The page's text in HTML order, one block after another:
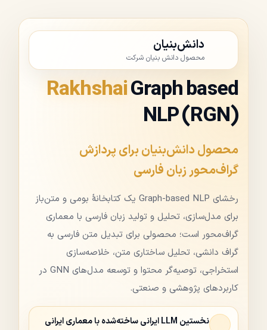
RakhshaiGraph based
NLP (RGN)
محصول دانش‌بنیان برای پردازش
گراف‌محور زبان فارسی
رخشای Graph-based NLP یک کتابخانهٔ بومی و متن‌باز
برای مدل‌سازی، تحلیل و تولید زبان فارسی با معماری
گراف‌محور است؛ محصولی برای تبدیل متن فارسی به
گراف دانشی، تحلیل ساختاری متن، خلاصه‌سازی
استخراجی، توصیه‌گر محتوا و توسعه مدل‌های GNN در
کاربردهای پژوهشی و صنعتی.
نخستین LLM ایرانی ساخته‌شده با معماری ایرانی
دانش‌بنیان
محصول دانش بنیان شرکت